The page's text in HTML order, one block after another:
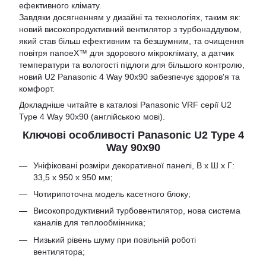
ефективного клімату.
Завдяки досягненням у дизайні та технологіях, таким як:
новий високопродуктивний вентилятор з турбонаддувом,
який став більш ефективним та безшумним, та очищення
повітря nanoeX™ для здорового мікроклімату, а датчик
температури та вологості підлоги для більшого контролю,
новий U2 Panasonic 4 Way 90x90 забезпечує здоров'я та
комфорт.
Докладніше читайте в каталозі Panasonic VRF серії U2
Type 4 Way 90x90 (англійською мові).
Ключові особливості Panasonic U2 Type 4
Way 90x90
Уніфіковані розміри декоративної панелі, В х Ш х Г:
33,5 х 950 х 950 мм;
Чотирипоточна модель касетного блоку;
Високопродуктивний турбовентилятор, нова система
каналів для теплообмінника;
Низький рівень шуму при повільній роботі
вентилятора;